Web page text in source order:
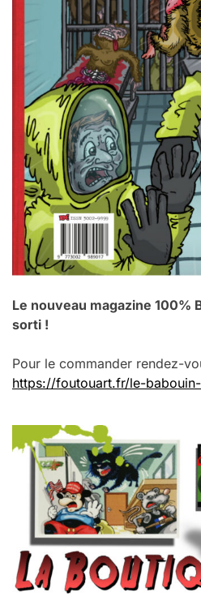
Le nouveau magazine 100%
sorti !
Pour le commander rendez-
https://foutouart.fr/le-